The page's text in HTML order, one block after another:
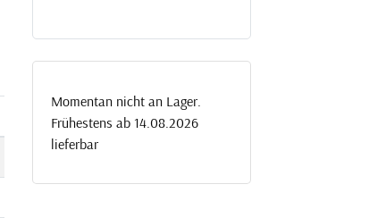
Momentan nicht an Lager.
Frühestens ab 14.08.2026
lieferbar